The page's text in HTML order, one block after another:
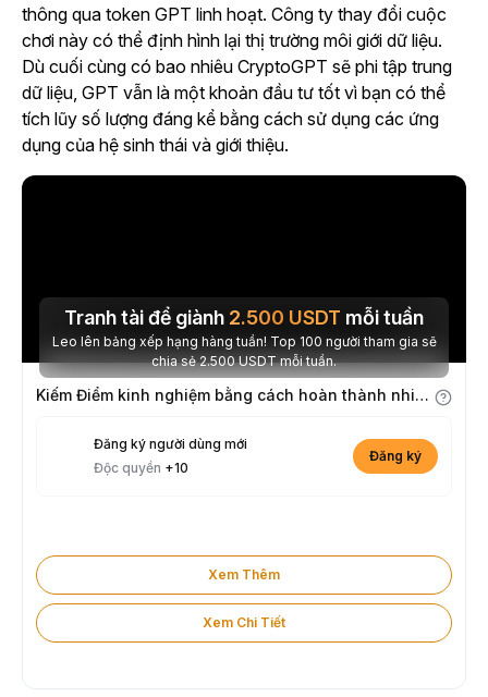
thông qua token GPT linh hoạt. Công ty thay đổi cuộc
chơi này có thể định hình lại thị trường môi giới dữ liệu.
Dù cuối cùng có bao nhiêu CryptoGPT sẽ phi tập trung
dữ liệu, GPT vẫn là một khoản đầu tư tốt vì bạn có thể
tích lũy số lượng đáng kể bằng cách sử dụng các ứng
dụng của hệ sinh thái và giới thiệu.
Tranh tài để giành 2.500 USDT mỗi tuần
Leo lên bảng xếp hạng hàng tuần! Top 100 người tham gia sẽ
chia sẻ 2.500 USDT mỗi tuần.
Kiếm Điểm kinh nghiệm bằng cách hoàn thành nhiệm vụ
Đăng ký người dùng mới
Độc quyền +10
Đăng ký
Xem Thêm
Xem Chi Tiết